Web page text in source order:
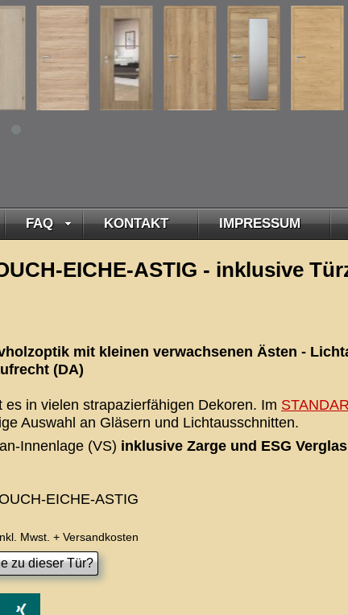
FAQ KONTAKT IMPRESSUM
EICHE-ASTIG - inklusive
mit kleinen verwachsenen Ästen -
(DA)
es in vielen strapazierfähigen Dekoren. Im
Auswahl an Gläsern und Lichtausschnitten.
Innenlage (VS) inklusive Zarge und ESG
EICHE-ASTIG
Mwst. + Versandkosten